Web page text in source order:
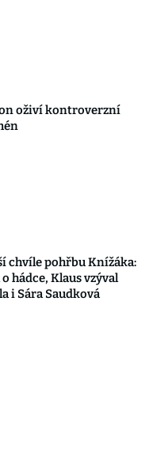
oživí kontroverzní
chvíle pohřbu Knížáka:
hádce, Klaus vzýval
i Sára Saudková